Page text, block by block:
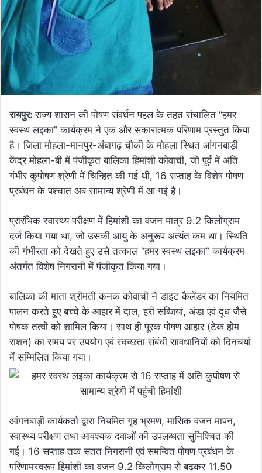
रायपुर:राज्य शासन की पोषण संवर्धन पहल के तहत संचालित “हमर
स्वस्थ लइका” कार्यक्रम ने एक और सकारात्मक परिणाम प्रस्तुत किया
है। जिला मोहला-मानपुर-अंबागढ़ चौकी के मोहला स्थित आंगनबाड़ी
केंद्र मोहला-बी में पंजीकृत बालिका हिमांशी कोवाची, जो पूर्व में अति
गंभीर कुपोषण श्रेणी में चिन्हित की गई थी, 16 सप्ताह के विशेष पोषण
प्रबंधन के पश्चात अब सामान्य श्रेणी में आ गई है।
प्रारंभिक स्वास्थ्य परीक्षण में हिमांशी का वजन मात्र 9.2 किलोग्राम
दर्ज किया गया था, जो उसकी आयु के अनुरूप अत्यंत कम था। स्थिति
की गंभीरता को देखते हुए उसे तत्काल “हमर स्वस्थ लइका” कार्यक्रम
अंतर्गत विशेष निगरानी में पंजीकृत किया गया।
बालिका की माता श्रीमती कनक कोवाची ने डाइट कैलेंडर का नियमित
पालन करते हुए बच्चे के आहार में दाल, हरी सब्जियां, अंडा एवं दूध जैसे
पोषक तत्वों को शामिल किया। साथ ही पूरक पोषण आहार (टेक होम
राशन) का समय पर उपयोग एवं स्वच्छता संबंधी सावधानियों को दिनचर्या
में सम्मिलित किया गया।
आंगनबाड़ी कार्यकर्ता द्वारा नियमित गृह भ्रमण, मासिक वजन मापन,
स्वास्थ्य परीक्षण तथा आवश्यक दवाओं की उपलब्धता सुनिश्चित की
गई। 16 सप्ताह तक सतत निगरानी एवं समन्वित पोषण प्रबंधन के
परिणामस्वरूप हिमांशी का वजन 9.2 किलोग्राम से बढ़कर 11.50